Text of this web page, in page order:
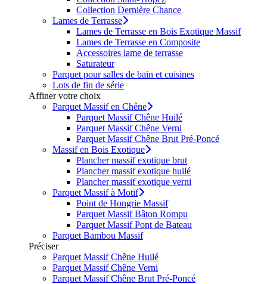
Collection Dernière Chance
Lames de Terrasse
Lames de Terrasse en Bois Exotique Massif
Lames de Terrasse en Composite
Accessoires lame de terrasse
Saturateur
Parquet pour salles de bain et cuisines
Lots de fin de série
Affiner votre choix
Parquet Massif en Chêne
Parquet Massif Chêne Huilé
Parquet Massif Chêne Verni
Parquet Massif Chêne Brut Pré-Poncé
Massif en Bois Exotique
Plancher massif exotique brut
Plancher massif exotique huilé
Plancher massif exotique verni
Parquet Massif à Motif
Point de Hongrie Massif
Parquet Massif Bâton Rompu
Parquet Massif Pont de Bateau
Parquet Bambou Massif
Préciser
Parquet Massif Chêne Huilé
Parquet Massif Chêne Verni
Parquet Massif Chêne Brut Pré-Poncé